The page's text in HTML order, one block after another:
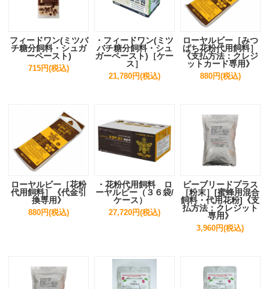
フィードワン(ミツバ
チ糖分飼料・シュガ
ーペースト)
715円(税込)
・フィードワン(ミツ
バチ糖分飼料・シュ
ガーペースト)［ケー
ス］
21,780円(税込)
ローヤルビー［みつ
ばち花粉代用飼料］
《支払方法：クレジ
ットカード専用》
880円(税込)
ローヤルビー［花粉
代用飼料］《代金引
換専用》
880円(税込)
・花粉代用飼料 ロ
ーヤルビー（３６袋/
ケース）
27,720円(税込)
ビーブリードプラス
［粉末］[蜜蜂用混合
飼料・代用花粉]《支
払方法：クレジット
専用》
3,960円(税込)